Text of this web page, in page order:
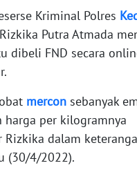
Kriminal Polres
Putra Atmada
dibeli FND secara
mercon sebanyak
per kilogramnya
Rizkika dalam
(30/4/2022).